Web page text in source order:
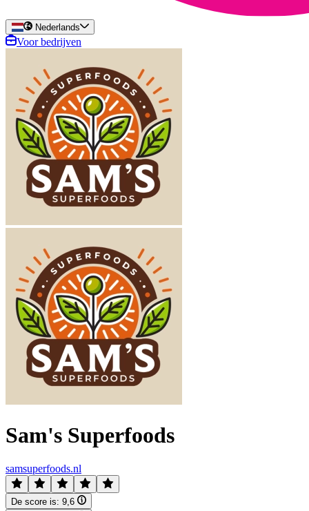
Nederlands
Voor bedrijven
Sam's Superfoods
samsuperfoods.nl
De score is: 9,6